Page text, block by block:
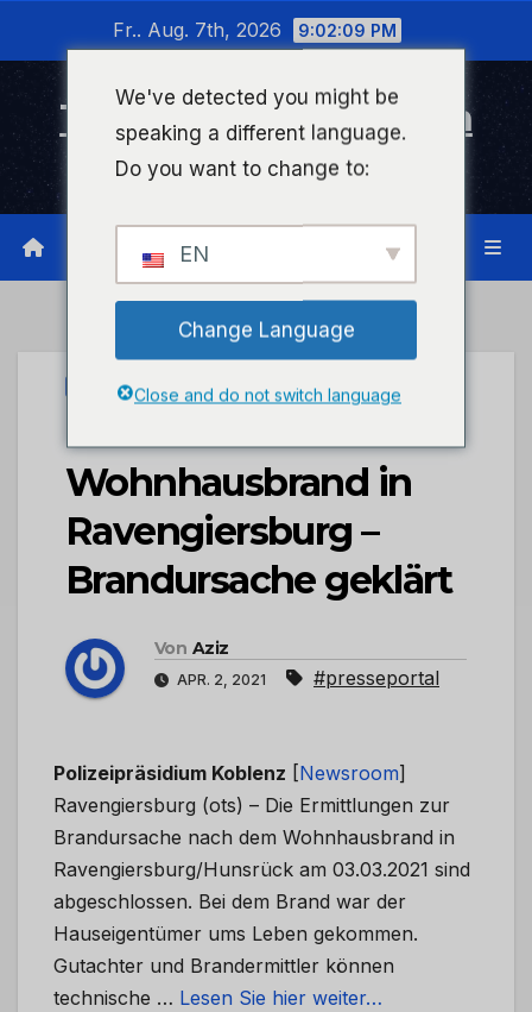
wechseln
Fr.. Aug. 7th, 2026 9:02:09 PM
Timeline Bad Kreuznach
Infonetzwerk für Bad Kreuznach
PRESSEPORTAL
POL-PPKO:
Wohnhausbrand in
Ravengiersburg –
Brandursache geklärt
Von Aziz
APR. 2, 2021 #presseportal
Polizeipräsidium Koblenz [Newsroom]
Ravengiersburg (ots) – Die Ermittlungen zur
Brandursache nach dem Wohnhausbrand in
Ravengiersburg/Hunsrück am 03.03.2021 sind
abgeschlossen. Bei dem Brand war der
Hauseigentümer ums Leben gekommen.
Gutachter und Brandermittler können
technische … Lesen Sie hier weiter…
We've detected you might be
speaking a different language.
Do you want to change to:
EN
Change Language
Close and do not switch language